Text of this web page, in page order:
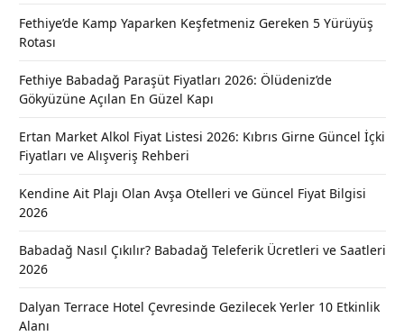
Fethiye’de Kamp Yaparken Keşfetmeniz Gereken 5 Yürüyüş
Rotası
Fethiye Babadağ Paraşüt Fiyatları 2026: Ölüdeniz’de
Gökyüzüne Açılan En Güzel Kapı
Ertan Market Alkol Fiyat Listesi 2026: Kıbrıs Girne Güncel İçki
Fiyatları ve Alışveriş Rehberi
Kendine Ait Plajı Olan Avşa Otelleri ve Güncel Fiyat Bilgisi
2026
Babadağ Nasıl Çıkılır? Babadağ Teleferik Ücretleri ve Saatleri
2026
Dalyan Terrace Hotel Çevresinde Gezilecek Yerler 10 Etkinlik
Alanı